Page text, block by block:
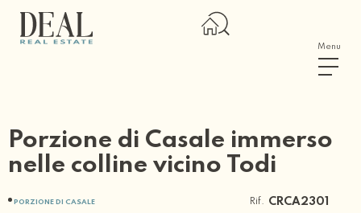
Menu
Porzione di Casale immerso
nelle colline vicino Todi
PORZIONE DI CASALE Rif. CRCA2301